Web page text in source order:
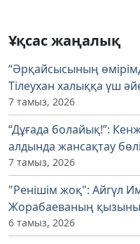
Ұқсас жаңалық
“Әрқайсысының
Тілеухан халыққа үш
7 тамыз, 2026
“Дұғада болайық!”:
алдында жансақтау
7 тамыз, 2026
"Ренішім жоқ": Айгүл
Жорабаеваның
6 тамыз, 2026